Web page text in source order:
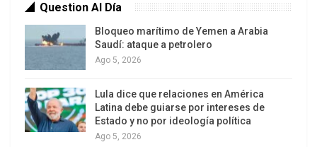
La marcha fue contra la decisión de la Corte
Constitucional de «suspender temporalmente»
aprobadas, después de que algunos grupos de
derechos humanos argumentaran que las
medidas podrían entrar en conflicto con los
Question Al Día
Bloqueo marítimo de Yemen a Arabia
Saudí: ataque a petrolero
Ago 5, 2026
Lula dice que relaciones en América
Latina debe guiarse por intereses de
Estado y no por ideología política
Ago 5, 2026